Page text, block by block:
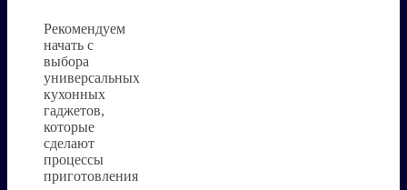
Рекомендуем
начать с
выбора
универсальных
кухонных
гаджетов,
которые
сделают
процессы
приготовления